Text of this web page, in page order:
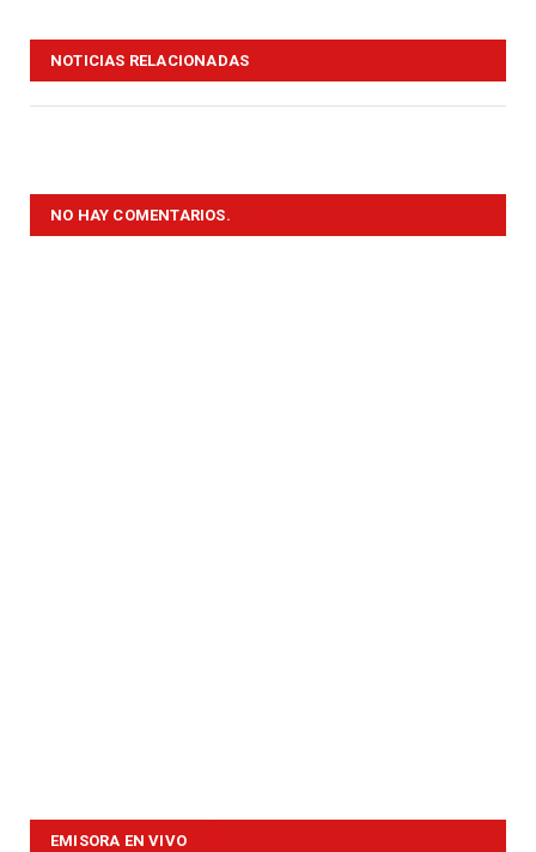
NOTICIAS RELACIONADAS
NO HAY COMENTARIOS.
EMISORA EN VIVO